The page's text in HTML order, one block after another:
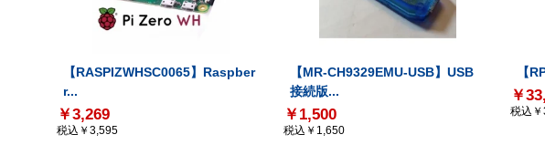
【RASPIZWHSC0065】Raspber
r...
￥3,269
税込￥3,595
【MR-CH9329EMU-USB】USB
接続版...
￥1,500
税込￥1,650
【
￥
税込